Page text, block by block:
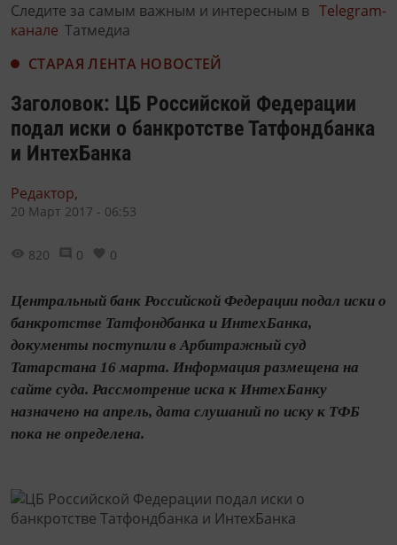
Следите за самым важным и интересным в Telegram-
канале Татмедиа
СТАРАЯ ЛЕНТА НОВОСТЕЙ
Заголовок: ЦБ Российской Федерации
подал иски о банкротстве Татфондбанка
и ИнтехБанка
Редактор,
20 Март 2017 - 06:53
820 0 0
Центральный банк Российской Федерации подал иски о
банкротстве Татфондбанка и ИнтехБанка,
документы поступили в Арбитражный суд
Татарстана 16 марта. Информация размещена на
сайте суда. Рассмотрение иска к ИнтехБанку
назначено на апрель, дата слушаний по иску к ТФБ
пока не определена.